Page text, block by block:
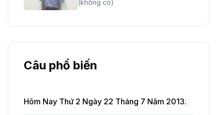
(không có)
Câu phổ biến
Hôm Nay Thứ 2 Ngày 22 Tháng 7 Năm 2013.